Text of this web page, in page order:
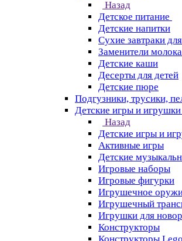
Назад
Детское питание
Детские напитки
Сухие завтраки
Заменители
Детские каши
Десерты для детей
Детские пюре
Подгузники, трусики,
Детские игры и игрушки
Назад
Детские игры и
Активные игры
Детские
Игровые наборы
Игровые фигурки
Игрушечное
Игрушечный
Игрушки для
Конструкторы